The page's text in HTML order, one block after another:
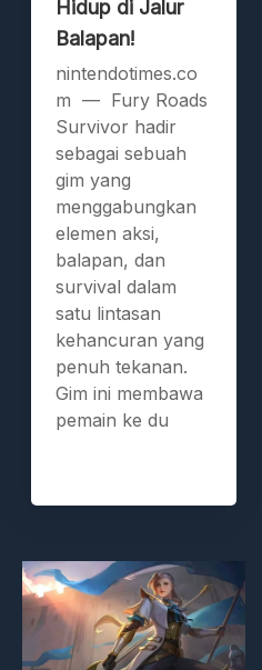
Hidup di Jalur
Balapan!
nintendotimes.co
m — Fury Roads
Survivor hadir
sebagai sebuah
gim yang
menggabungkan
elemen aksi,
balapan, dan
survival dalam
satu lintasan
kehancuran yang
penuh tekanan.
Gim ini membawa
pemain ke du